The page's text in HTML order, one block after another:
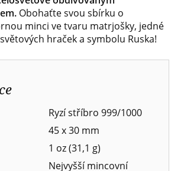
Obohaťte svou sbírku o
minci ve tvaru matrjošky, jedné
hraček a symbolu Ruska!
Ryzí stříbro 999/1000
45 x 30 mm
1 oz (31,1 g)
Nejvyšší mincovní